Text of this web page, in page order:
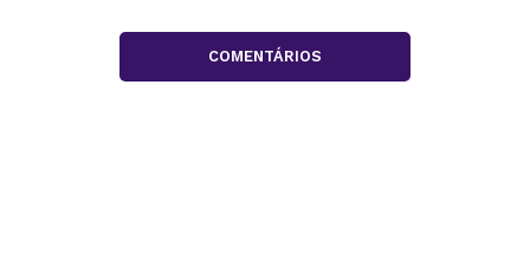
COMENTÁRIOS